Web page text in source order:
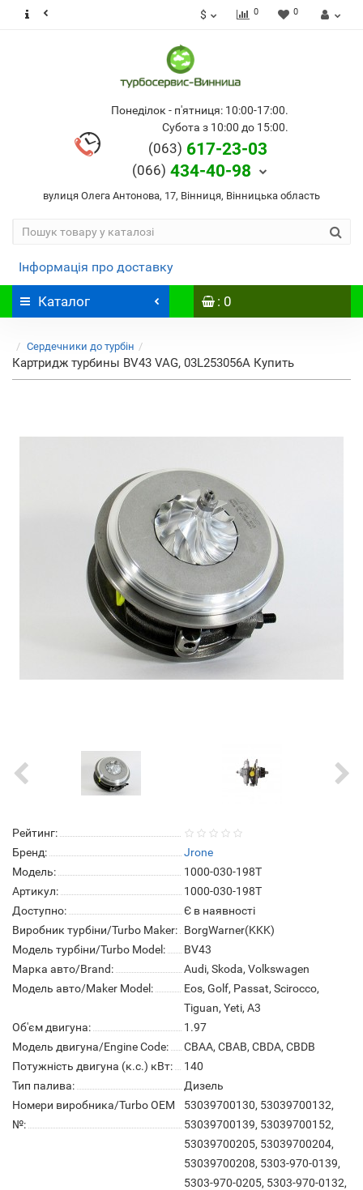
$ 0 0
Понеділок - п'ятниця: 10:00-17:00.
Субота з 10:00 до 15:00.
(063) 617-23-03
(066) 434-40-98
вулиця Олега Антонова, 17, Вінниця, Вінницька область
Інформація про доставку
Каталог : 0
Сердечники до турбін
Картридж турбины BV43 VAG, 03L253056A Купить
Рейтинг:
Бренд:
Jrone
Модель:
1000-030-198T
Артикул:
1000-030-198T
Доступно:
Є в наявності
Виробник турбіни/Turbo Maker: BorgWarner(KKK)
Модель турбіни/Turbo Model:
BV43
Марка авто/Brand:
Audi, Skoda, Volkswagen
Модель авто/Maker Model:
Eos, Golf, Passat, Scirocco,
Tiguan, Yeti, A3
Об'єм двигуна:
1.97
Модель двигуна/Engine Code:
CBAA, CBAB, CBDA, CBDB
Потужність двигуна (к.с.) кВт:
140
Тип палива:
Дизель
Номери виробника/Turbo OEM
№:
53039700130, 53039700132,
53039700139, 53039700152,
53039700205, 53039700204,
53039700208, 5303-970-0139,
5303-970-0205, 5303-970-0132,